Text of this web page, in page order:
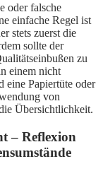
oder falsche
einfache Regel ist
stets zuerst die
sollte der
zu
einem nicht
eine Papiertüte oder
von
Übersichtlichkeit.
– Reflexion